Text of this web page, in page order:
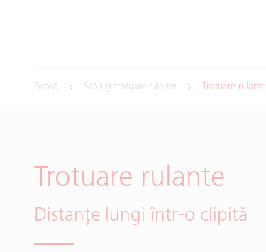
Acasă Scări și trotuare rulante Trotuare rulante
Trotuare rulante
Distanţe lungi într-o clipită